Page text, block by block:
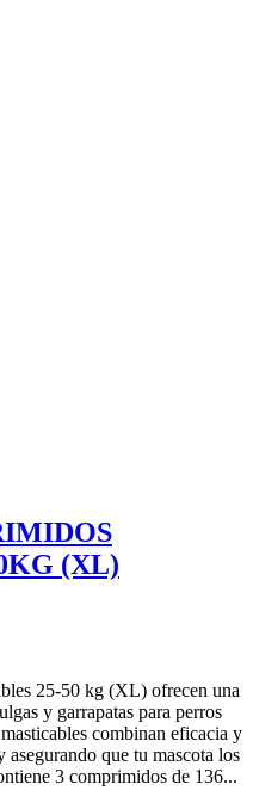
(XL)
25-50 kg (XL) ofrecen una
y garrapatas para perros
combinan eficacia y
que tu mascota los
3 comprimidos de 136...